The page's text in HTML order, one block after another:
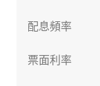
配息頻率
票面利率